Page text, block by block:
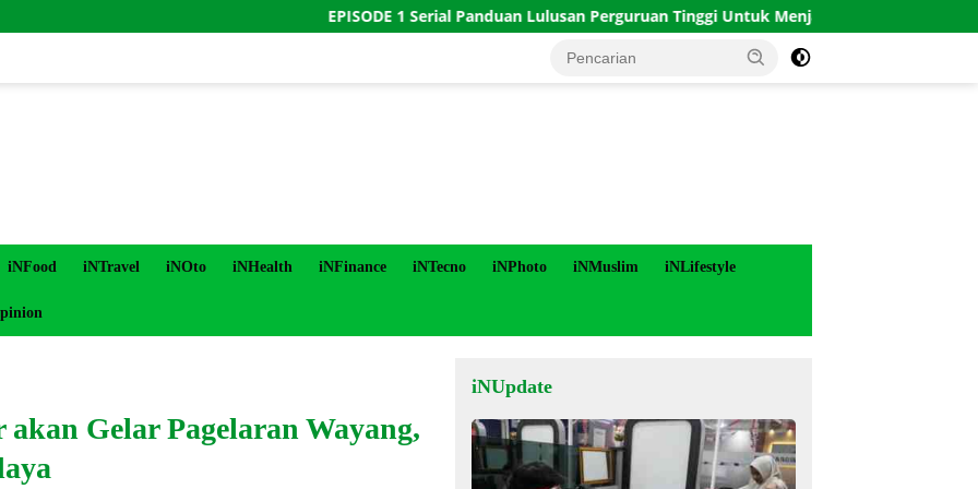
EPISODE 1 Serial Panduan Lulusan Perguruan Tinggi Untuk Menjadi Pemimpin Masa Depan
iNFood iNTravel iNOto iNHealth iNFinance iNTecno iNPhoto iNMuslim iNLifestyle
Gelar Pagelaran Wayang,
iNUpdate